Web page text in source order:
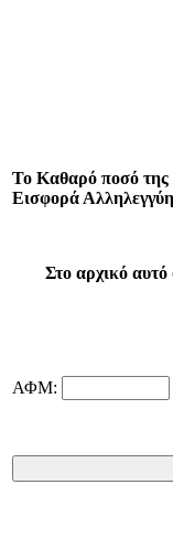
Το Καθαρό ποσό της
Εισφορά
Στο αρχικό αυτό
ΑΦΜ: